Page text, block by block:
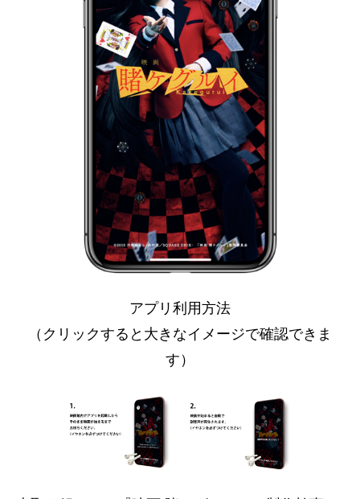
アプリ利用方法
（クリックすると大きなイメージで確認できま
す）